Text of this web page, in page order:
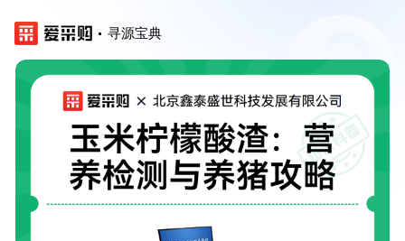
寻源宝典